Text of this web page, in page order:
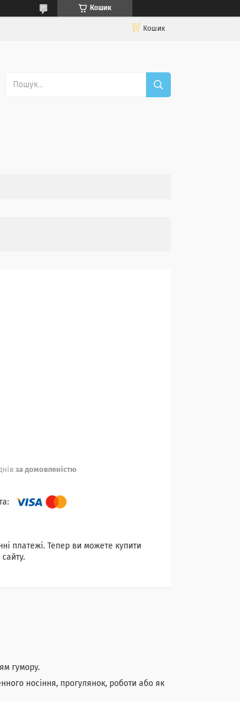
Кошик
Кошик
за домовленістю
платежі. Тепер ви можете купити
гумору.
носіння, прогулянок, роботи або як